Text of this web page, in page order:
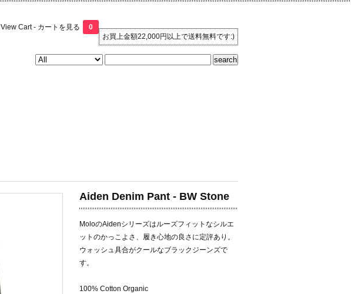
お買上金額22,000円以上で送料無料です:)
View Cart - カートを見る 0
Aiden Denim Pant - BW Stone
MoloのAidenシリーズはルーズフィットなシルエ
ットのかっこよさ、履き心地の良さに定評あり。
ウォッシュ具合がクールなブラックジーンズで
す。
100% Cotton Organic